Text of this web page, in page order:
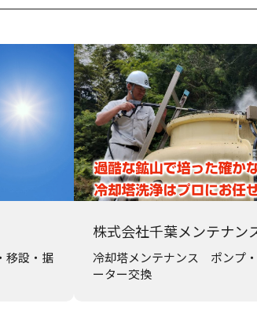
移設・据
株式会社千葉メンテナン
冷却塔メンテナンス ポンプ
ーター交換